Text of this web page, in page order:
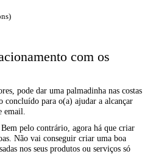
com os
pode dar uma palmadinha nas costas
concluído para o(a) ajudar a alcançar
email.
pelo contrário, agora há que criar
Não vai conseguir criar uma boa
nos seus produtos ou serviços só